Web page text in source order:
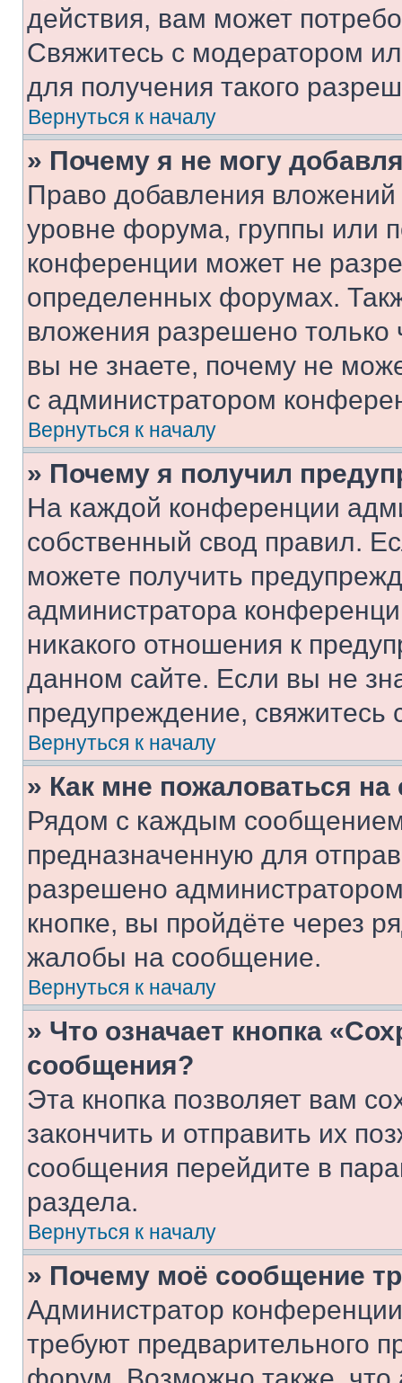
действия, вам может
Свяжитесь с модератором
для получения такого
Вернуться к началу
» Почему я не могу
Право добавления
уровне форума, группы или
конференции может не
определенных форумах.
вложения разрешено
вы не знаете, почему не
с администратором
Вернуться к началу
» Почему я получил
На каждой конференции
собственный свод правил.
можете получить
администратора
никакого отношения к
данном сайте. Если вы не
предупреждение,
Вернуться к началу
» Как мне пожаловаться
Рядом с каждым сообщением
предназначенную для
разрешено
кнопке, вы пройдёте через
жалобы на сообщение.
Вернуться к началу
» Что означает кнопка
сообщения?
Эта кнопка позволяет вам
закончить и отправить их
сообщения перейдите в
раздела.
Вернуться к началу
» Почему моё сообщение
Администратор
требуют предварительного